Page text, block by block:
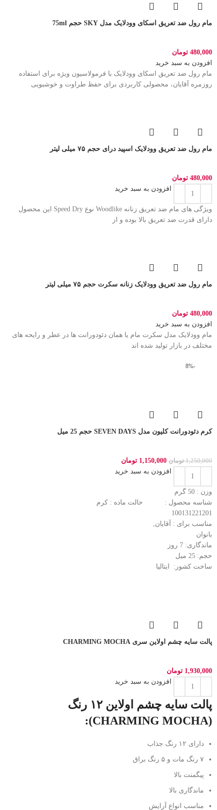
مام رول ضد تعریق اسکای وودلایک مدل SKY حجم 75ml
480,000 تومان
افزودن به سبد خرید
مام رول ضد تعریق اسکای وودلایک با فرمولاسیون ویژه برای استفاده
روزمره آقایان، محصولی کاربردی برای حفظ طراوت و خوشبویی
مام رول ضد تعریق وودلایک اسپید درای حجم ۷۵ میلی لیتر
480,000 تومان
افزودن به سبد خرید
ویژگی های مام ضد تعریق زنانه Woodlike نوع Speed Dry این محصول
دارای قدرت ضد تعریق بالا بوده و از
مام رول ضد تعریق وودلایک زنانه سکرت حجم ۷۵ میلی لیتر
480,000 تومان
افزودن به سبد خرید
مام وودلایک مدل سکرت مام یا همان دئودورانت ها در عطر و رایحه های
مختلف در بازار تولید شده اند
-8%
کرم دئودورانت کلیون مدل SEVEN DAYS حجم 25 میل
1,250,000 تومان 1,150,000 تومان
افزودن به سبد خرید
وزن : 50
گرم
شناسه محصول :
100131221201
حالت ماده : کرم
مناسب برای : آقایان,
بانوان
ماندگاری: 7
روز
حجم: 25
میل
ساخت کشور: ایتالیا
پالت سایه چشم اولاین سری CHARMING MOCHA
1,930,000 تومان
افزودن به سبد خرید
پالت سایه چشم اولاین ۱۲ رنگ
(CHARMING MOCHA):
دارای ۱۲ رنگ جذاب
۷ رنگ مات و ۵ رنگ براق
پیگمنت بالا
ماندگاری بالا
مناسب انواع آرایش